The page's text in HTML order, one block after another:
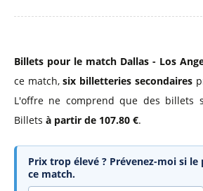
Billets pour le match Dallas - Los
ce match,six billetteries secondaires
L'offre ne comprend que des billets
Billets à partir de 107.80 €.
Prix trop élevé ? Prévenez-moi si
ce match.